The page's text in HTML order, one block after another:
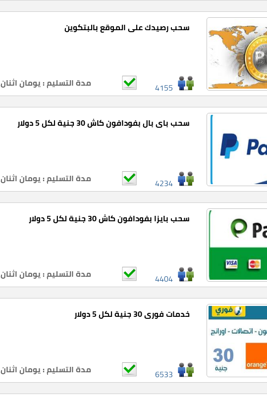
سحب رصيدك على الموقع بالبتكوين
مدة التسليم : يومان اثنان 4155
سحب باى بال بفودافون كاش 30 جنية لكل 5 دولار
مدة التسليم : يومان اثنان 4234
سحب بايزا بفودافون كاش 30 جنية لكل 5 دولار
مدة التسليم : يومان اثنان 4404
خدمات فورى 30 جنية لكل 5 دولار
مدة التسليم : يومان اثنان 6533